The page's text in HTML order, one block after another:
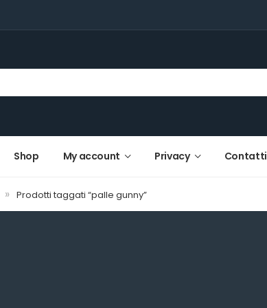
Shop My account Privacy Contatti
» Prodotti taggati “palle gunny”